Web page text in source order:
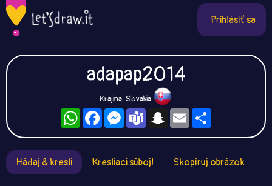
Prihlásiť sa
adapap2014
Krajina: Slovakia
WhatsAppFacebookMessengerTeamsSnapchat
Email
Hádaj & kresli Kresliaci súboj! Skopíruj obrázok